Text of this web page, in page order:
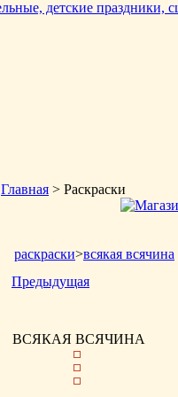
Главная > Раскраски
раскраски>всякая всячина
Предыдущая
ВСЯКАЯ ВСЯЧИНА